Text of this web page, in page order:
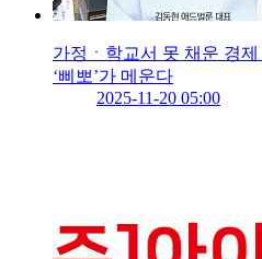
가정ㆍ학교서 못 채운 경
‘삐뽀’가 메운다
2025-11-20 05:00